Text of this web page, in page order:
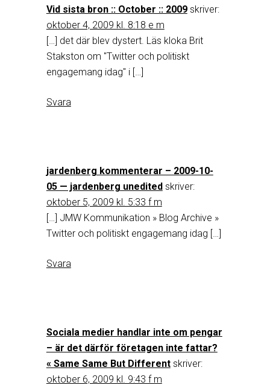
Vid sista bron :: October :: 2009 skriver:
oktober 4, 2009 kl. 8:18 e m
[…] det där blev dystert. Läs kloka Brit
Stakston om "Twitter och politiskt
engagemang idag" i […]
Svara
jardenberg kommenterar – 2009-10-
05 — jardenberg unedited skriver:
oktober 5, 2009 kl. 5:33 f m
[…] JMW Kommunikation » Blog Archive »
Twitter och politiskt engagemang idag […]
Svara
Sociala medier handlar inte om pengar
– är det därför företagen inte fattar?
« Same Same But Different skriver:
oktober 6, 2009 kl. 9:43 f m